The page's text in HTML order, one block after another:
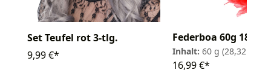
Set Teufel rot 3-tlg.
9,99 €*
Federboa 60g 180cm
Inhalt: 60 g (28,32 € /
16,99 €*